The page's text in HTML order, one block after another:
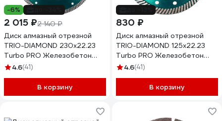
-6%
2 015 ₽2 140 ₽
Диск алмазный отрезной
TRIO-DIAMOND 230x22.23
Turbo PRO Железобетон
TP176
4.6(41)
В корзину
830 ₽
Диск алмазный отрезной
TRIO-DIAMOND 125x22.23
Turbo PRO Железобетон
TP172
4.6(41)
В корзину